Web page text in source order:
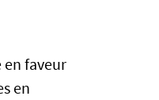
en faveur
en